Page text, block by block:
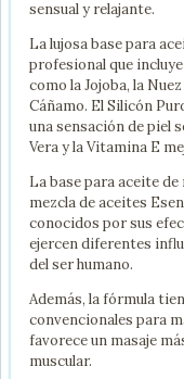
sensual y relajante.
La lujosa base para
profesional que
como la Jojoba, la
Cáñamo. El Silicón
una sensación de piel
Vera y la Vitamina E
La base para aceite
mezcla de aceites
conocidos por sus
ejercen diferentes
del ser humano.
Además, la fórmula
convencionales para
favorece un masaje
muscular.